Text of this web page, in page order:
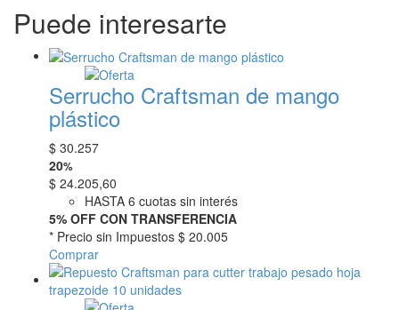
Puede interesarte
Serrucho Craftsman de mango
plástico
$ 30.257
20%
$ 24.205,60
HASTA 6 cuotas sin interés
5% OFF CON TRANSFERENCIA
* Precio sin Impuestos $ 20.005
Comprar